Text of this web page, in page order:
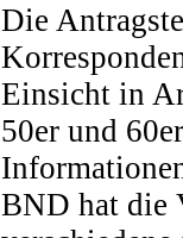
Die
Einsicht in
50er und
BND hat die